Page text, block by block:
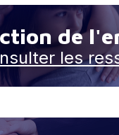
de
les